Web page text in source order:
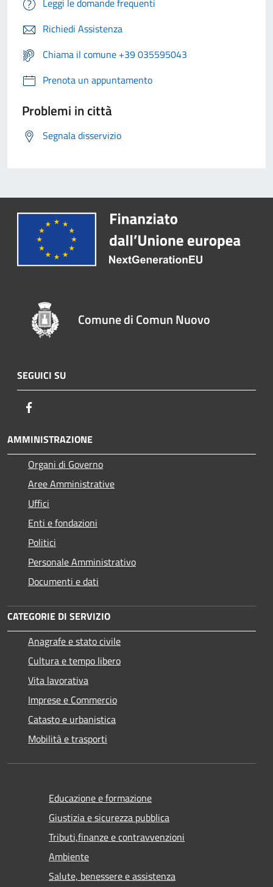
Leggi le domande frequenti
Richiedi Assistenza
Chiama il comune +39 035595043
Prenota un appuntamento
Problemi in città
Segnala disservizio
Comune di Comun Nuovo
SEGUICI SU
AMMINISTRAZIONE
Organi di Governo
Aree Amministrative
Uffici
Enti e fondazioni
Politici
Personale Amministrativo
Documenti e dati
CATEGORIE DI SERVIZIO
Anagrafe e stato civile
Cultura e tempo libero
Vita lavorativa
Imprese e Commercio
Catasto e urbanistica
Mobilità e trasporti
Educazione e formazione
Giustizia e sicurezza pubblica
Tributi,finanze e contravvenzioni
Ambiente
Salute, benessere e assistenza